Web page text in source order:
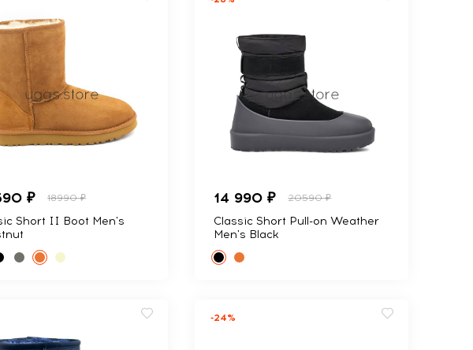
₽ 18990 ₽
Short II Boot Men's
14 990 ₽ 20590 ₽
Classic Short Pull-on Weather
Men's Black
-24%